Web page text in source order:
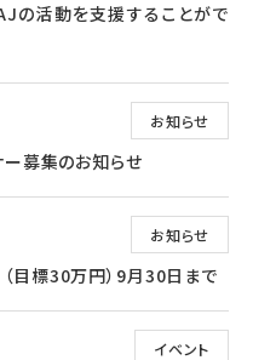
の活動を支援することがで
お知らせ
ー募集のお知らせ
お知らせ
（目標30万円）9月30日まで
イベント